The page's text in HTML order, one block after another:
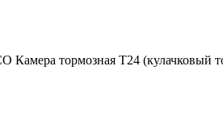
Камера тормозная Т24 (кулачковый